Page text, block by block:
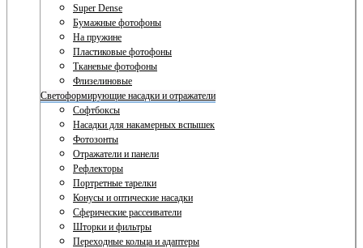
Super Dense
Бумажные фотофоны
На пружине
Пластиковые фотофоны
Тканевые фотофоны
Флизелиновые
Светоформирующие насадки и отражатели
Софтбоксы
Насадки для накамерных вспышек
Фотозонты
Отражатели и панели
Рефлекторы
Портретные тарелки
Конусы и оптические насадки
Сферические рассеиватели
Шторки и фильтры
Переходные кольца и адаптеры